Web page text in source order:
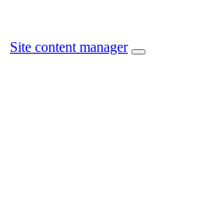
Site content manager